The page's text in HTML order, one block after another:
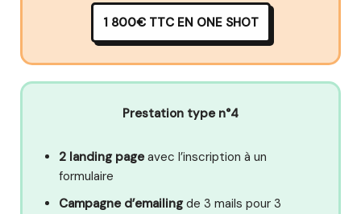
1 800€ TTC EN ONE SHOT
Prestation type n°4
2 landing pageavec l’inscription à un
formulaire
Campagne d’emailingde 3 mails pour 3